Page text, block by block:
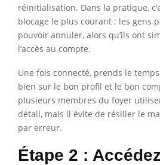
réinitialisation. Dans la pratique,
blocage le plus courant : les gens
pouvoir annuler, alors qu’ils ont
l’accès au compte.
Une fois connecté, prends le
bien sur le bon profil et le bon
plusieurs membres du foyer
détail, mais il évite de résilier le
par erreur.
Étape 2 :